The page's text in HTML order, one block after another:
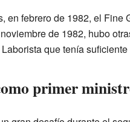
en febrero de 1982, el
de 1982, hubo
que tenía
primer